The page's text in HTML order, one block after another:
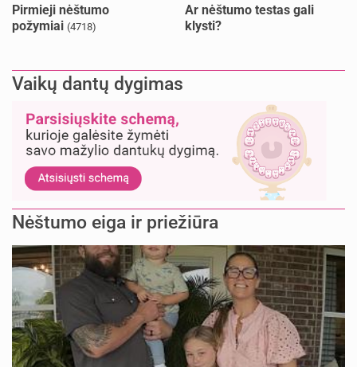
Pirmieji nėštumo
požymiai (4718)
Ar nėštumo testas gali
klysti?
Vaikų dantų dygimas
Nėštumo eiga ir priežiūra